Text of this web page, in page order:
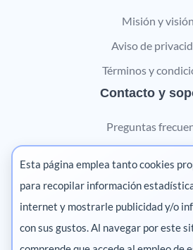
Misión y visión
Aviso de
Términos y
Contacto y
Preguntas
Contáctanos
Marketing
Pharma
Esta página emplea tanto cookies
para recopilar información
internet y mostrarle publicidad y/o
con sus gustos. Al navegar por este